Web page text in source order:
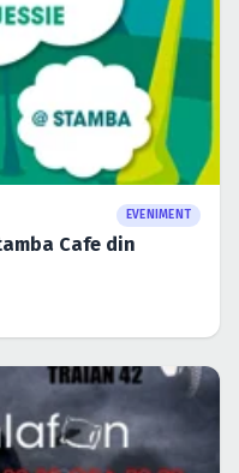
EVENIMENT
Cafe din